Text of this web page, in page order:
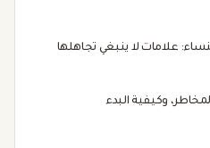
علامات لا ينبغي تجاهلها
وكيفية البدء